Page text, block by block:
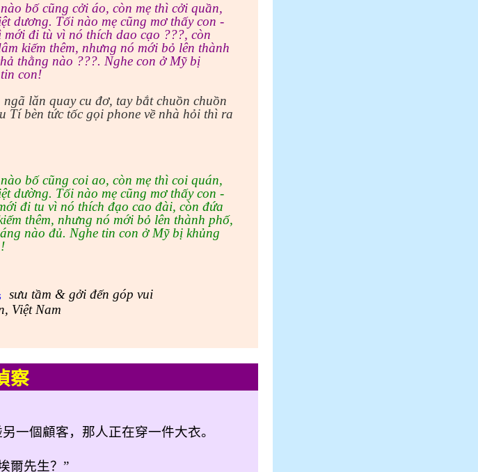
bố cũng cởi áo, còn mẹ thì cởi quần,
dương. Tối nào mẹ cũng mơ thấy con -
mới đi tù vì nó thích dao cạo ???, còn
kiếm thêm, nhưng nó mới bỏ lên thành
thằng nào ???. Nghe con ở Mỹ bị
con!
lăn quay cu đơ, tay bắt chuồn chuồn
Tí bèn tức tốc gọi phone về nhà hỏi thì ra
bố cũng coi ao, còn mẹ thì coi quán,
dường. Tối nào mẹ cũng mơ thấy con -
đi tu vì nó thích đạo cao đài, còn đứa
thêm, nhưng nó mới bỏ lên thành phố,
nào đủ. Nghe tin con ở Mỹ bị khủng
sưu tầm & gởi đến góp vui
Việt Nam
察
一個顧客，那人正在穿一件大衣。
爾先生？”